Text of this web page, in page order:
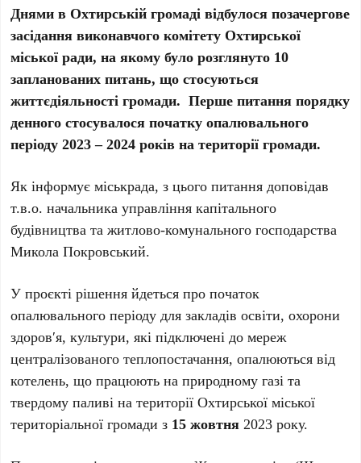
Днями в Охтирській громаді відбулося позачергове
засідання виконавчого комітету Охтирської
міської ради, на якому було розглянуто 10
запланованих питань, що стосуються
життєдіяльності громади. Перше питання порядку
денного стосувалося початку опалювального
періоду 2023 – 2024 років на території громади.
Як інформує міськрада, з цього питання доповідав
т.в.о. начальника управління капітального
будівництва та житлово-комунального господарства
Микола Покровський.
У проєкті рішення йдеться про початок
опалювального періоду для закладів освіти, охорони
здоровʹя, культури, які підключені до мереж
централізованого теплопостачання, опалюються від
котелень, що працюють на природному газі та
твердому паливі на території Охтирської міської
територіальної громади з 15 жовтня 2023 року.